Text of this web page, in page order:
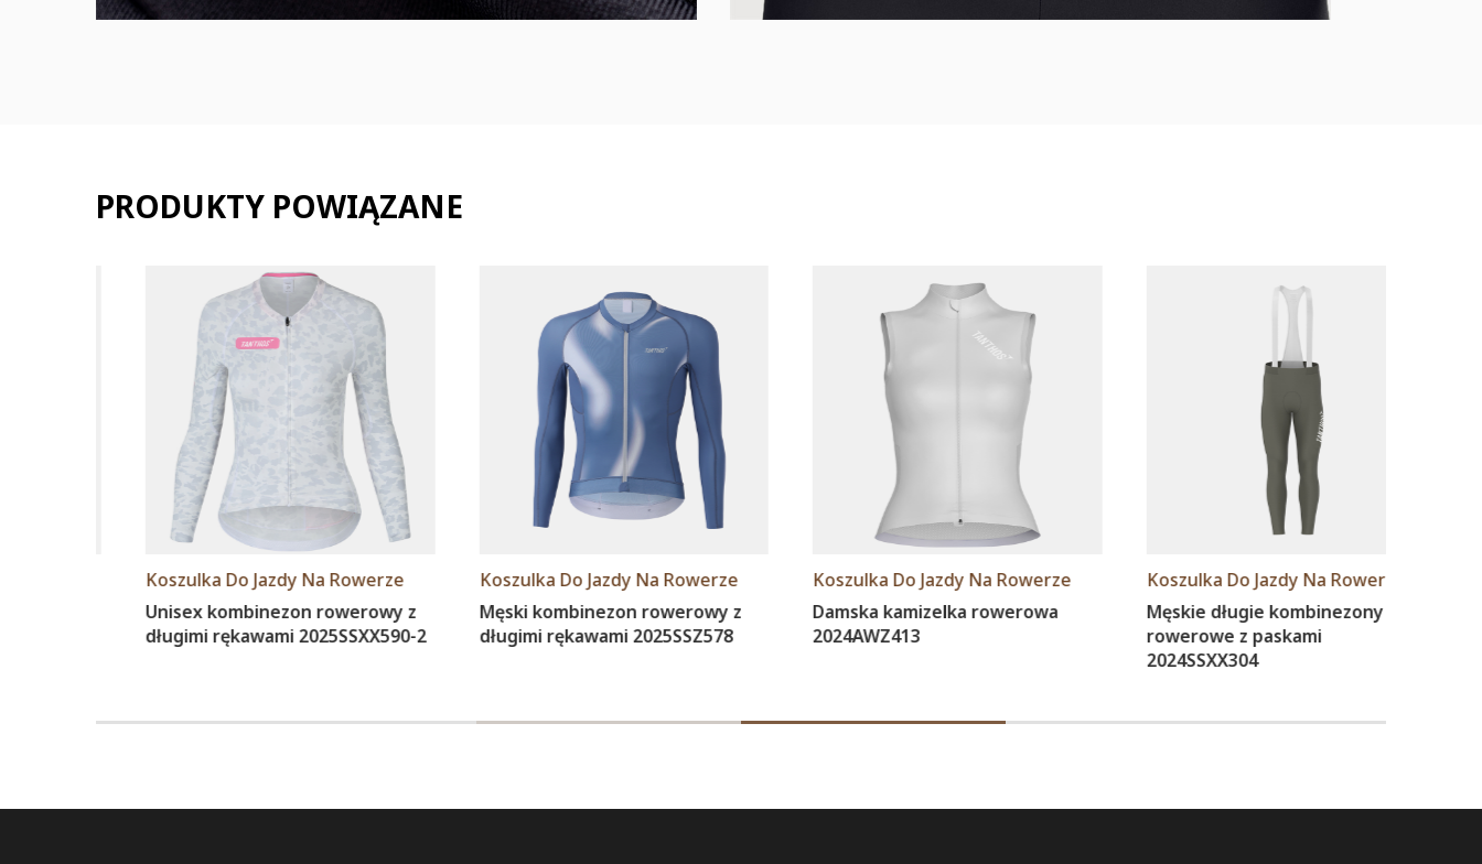
PRODUKTY POWIĄZANE
Koszulka Do Jazdy Na Rowerze
Unisex kombinezon rowerowy z
długimi rękawami 2025SSXX590-2
Koszulka Do Jazdy Na Rowerze
Męski kombinezon rowerowy z
długimi rękawami 2025SSZ578
Koszulka Do Jazdy Na Rowerze
Damska kamizelka rowerowa
2024AWZ413
Koszulka Do Jazdy Na Rowerze
Męskie długie kombinezony
rowerowe z paskami
2024SSXX304